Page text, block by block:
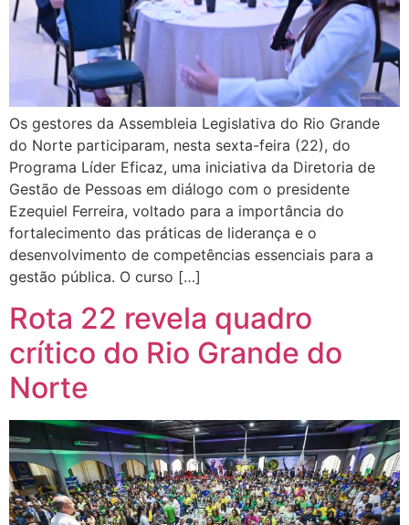
Os gestores da Assembleia Legislativa do Rio Grande
do Norte participaram, nesta sexta-feira (22), do
Programa Líder Eficaz, uma iniciativa da Diretoria de
Gestão de Pessoas em diálogo com o presidente
Ezequiel Ferreira, voltado para a importância do
fortalecimento das práticas de liderança e o
desenvolvimento de competências essenciais para a
gestão pública. O curso […]
Rota 22 revela quadro
crítico do Rio Grande do
Norte